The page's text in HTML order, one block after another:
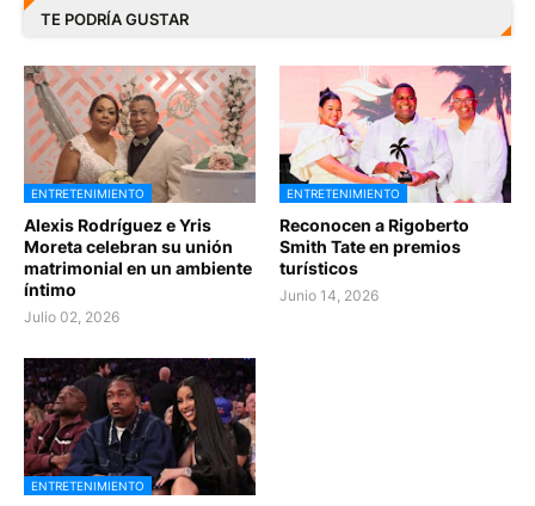
TE PODRÍA GUSTAR
ENTRETENIMIENTO
Alexis Rodríguez e Yris
Moreta celebran su unión
matrimonial en un ambiente
íntimo
Julio 02, 2026
ENTRETENIMIENTO
Reconocen a Rigoberto
Smith Tate en premios
turísticos
Junio 14, 2026
ENTRETENIMIENTO